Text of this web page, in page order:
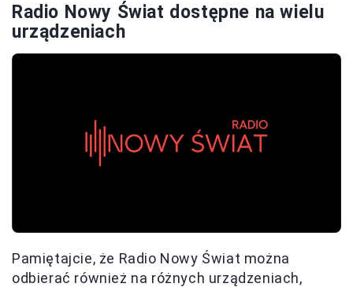
Radio Nowy Świat dostępne na wielu
urządzeniach
Pamiętajcie, że Radio Nowy Świat można
odbierać również na różnych urządzeniach,